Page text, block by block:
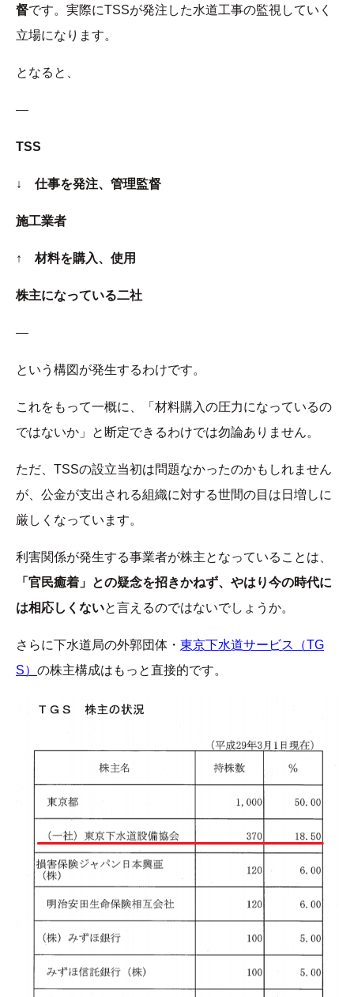
督です。実際にTSSが発注した水道工事の監視していく
立場になります。
となると、
—
TSS
↓ 仕事を発注、管理監督
施工業者
↑ 材料を購入、使用
株主になっている二社
—
という構図が発生するわけです。
これをもって一概に、「材料購入の圧力になっているの
ではないか」と断定できるわけでは勿論ありません。
ただ、TSSの設立当初は問題なかったのかもしれません
が、公金が支出される組織に対する世間の目は日増しに
厳しくなっています。
利害関係が発生する事業者が株主となっていることは、
「官民癒着」との疑念を招きかねず、やはり今の時代に
は相応しくないと言えるのではないでしょうか。
さらに下水道局の外郭団体・ 東京下水道サービス（TG
S） の株主構成はもっと直接的です。